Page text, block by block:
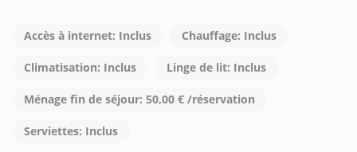
Accès à internet: Inclus Chauffage: Inclus
Climatisation: Inclus Linge de lit: Inclus
Ménage fin de séjour: 50,00 € /réservation
Serviettes: Inclus